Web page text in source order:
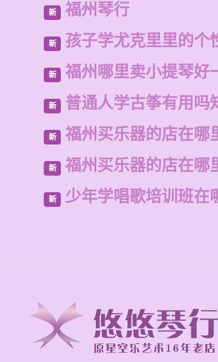
新 福州琴行
新 孩子学尤克里里的个
新 福州哪里卖小提琴好
新 普通人学古筝有用吗
新 福州买乐器的店在哪
新 福州买乐器的店在哪
新 少年学唱歌培训班在